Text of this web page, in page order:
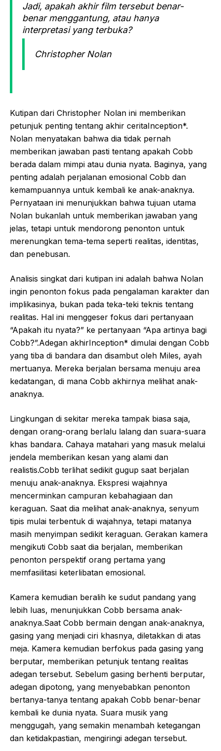
Jadi, apakah akhir film tersebut benar-
benar menggantung, atau hanya
interpretasi yang terbuka?
Christopher Nolan
Kutipan dari Christopher Nolan ini memberikan
petunjuk penting tentang akhir ceritaInception*.
Nolan menyatakan bahwa dia tidak pernah
memberikan jawaban pasti tentang apakah Cobb
berada dalam mimpi atau dunia nyata. Baginya, yang
penting adalah perjalanan emosional Cobb dan
kemampuannya untuk kembali ke anak-anaknya.
Pernyataan ini menunjukkan bahwa tujuan utama
Nolan bukanlah untuk memberikan jawaban yang
jelas, tetapi untuk mendorong penonton untuk
merenungkan tema-tema seperti realitas, identitas,
dan penebusan.
Analisis singkat dari kutipan ini adalah bahwa Nolan
ingin penonton fokus pada pengalaman karakter dan
implikasinya, bukan pada teka-teki teknis tentang
realitas. Hal ini menggeser fokus dari pertanyaan
“Apakah itu nyata?” ke pertanyaan “Apa artinya bagi
Cobb?”.Adegan akhirInception* dimulai dengan Cobb
yang tiba di bandara dan disambut oleh Miles, ayah
mertuanya. Mereka berjalan bersama menuju area
kedatangan, di mana Cobb akhirnya melihat anak-
anaknya.
Lingkungan di sekitar mereka tampak biasa saja,
dengan orang-orang berlalu lalang dan suara-suara
khas bandara. Cahaya matahari yang masuk melalui
jendela memberikan kesan yang alami dan
realistis.Cobb terlihat sedikit gugup saat berjalan
menuju anak-anaknya. Ekspresi wajahnya
mencerminkan campuran kebahagiaan dan
keraguan. Saat dia melihat anak-anaknya, senyum
tipis mulai terbentuk di wajahnya, tetapi matanya
masih menyimpan sedikit keraguan. Gerakan kamera
mengikuti Cobb saat dia berjalan, memberikan
penonton perspektif orang pertama yang
memfasilitasi keterlibatan emosional.
Kamera kemudian beralih ke sudut pandang yang
lebih luas, menunjukkan Cobb bersama anak-
anaknya.Saat Cobb bermain dengan anak-anaknya,
gasing yang menjadi ciri khasnya, diletakkan di atas
meja. Kamera kemudian berfokus pada gasing yang
berputar, memberikan petunjuk tentang realitas
adegan tersebut. Sebelum gasing berhenti berputar,
adegan dipotong, yang menyebabkan penonton
bertanya-tanya tentang apakah Cobb benar-benar
kembali ke dunia nyata. Suara musik yang
menggugah, yang semakin menambah ketegangan
dan ketidakpastian, mengiringi adegan tersebut.